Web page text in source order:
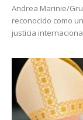
Andrea Marinie/
reconocido como
justicia